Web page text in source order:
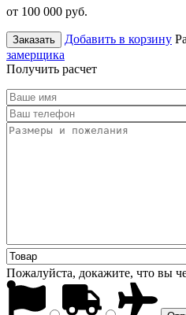
от 100 000 руб.
Заказать Добавить в корзину
замерщика
Получить расчет
Пожалуйста, докажите, что вы